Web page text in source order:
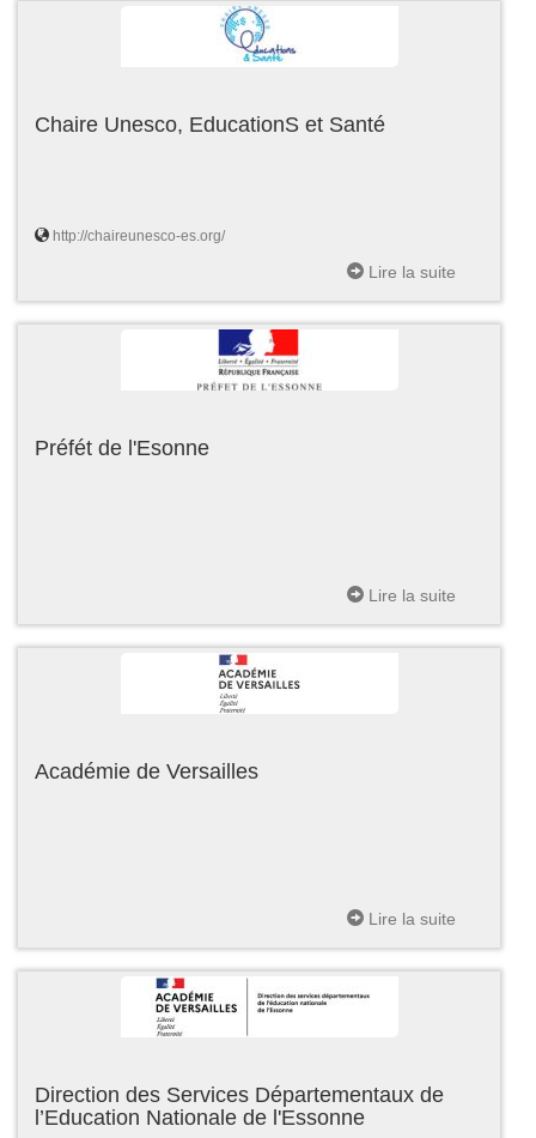
Chaire Unesco, EducationS et Santé
http://chaireunesco-es.org/
Lire la suite
Préfét de l'Esonne
Lire la suite
Académie de Versailles
Lire la suite
Direction des Services Départementaux de
l’Education Nationale de l'Essonne